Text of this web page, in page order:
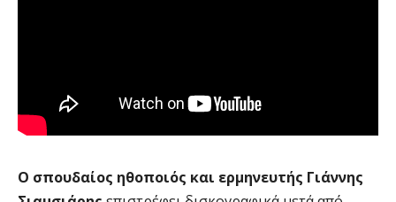
Ο σπουδαίος ηθοποιός και ερμηνευτής Γιάννης